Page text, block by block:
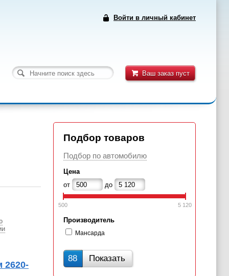
Войти в личный кабинет
Ваш заказ пуст
2620-
Подбор товаров
Подбор по автомобилю
Цена
от
до
500 5 120
Производитель
Мансарда
88 Показать